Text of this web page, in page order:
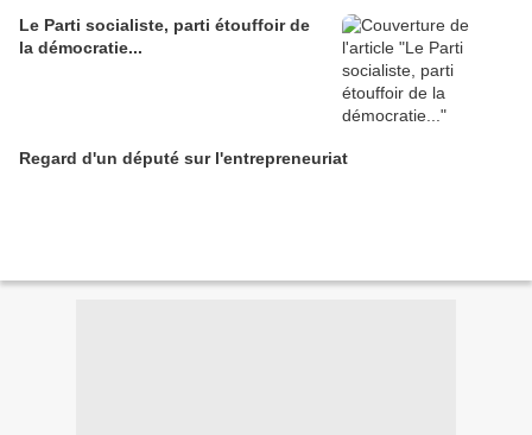
Le Parti socialiste, parti étouffoir de
la démocratie...
Regard d'un député sur l'entrepreneuriat